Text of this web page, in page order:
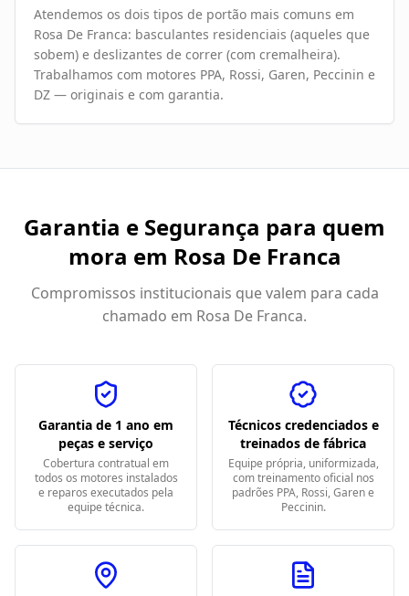
Atendemos os dois tipos de portão mais comuns em
Rosa De Franca: basculantes residenciais (aqueles que
sobem) e deslizantes de correr (com cremalheira).
Trabalhamos com motores PPA, Rossi, Garen, Peccinin e
DZ — originais e com garantia.
Garantia e Segurança para quem
mora em Rosa De Franca
Compromissos institucionais que valem para cada
chamado em Rosa De Franca.
Garantia de 1 ano em
peças e serviço
Cobertura contratual em
todos os motores instalados
e reparos executados pela
equipe técnica.
Técnicos credenciados e
treinados de fábrica
Equipe própria, uniformizada,
com treinamento oficial nos
padrões PPA, Rossi, Garen e
Peccinin.